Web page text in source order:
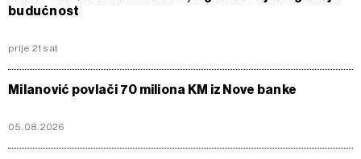
budućnost
prije 21 sat
Milanović povlači 70 miliona KM iz Nove banke
05.08.2026